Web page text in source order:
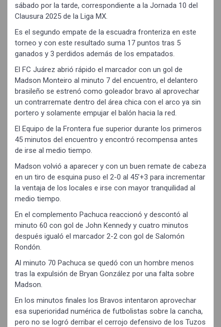
sábado por la tarde, correspondiente a la Jornada 10 del
Clausura 2025 de la Liga MX.
Es el segundo empate de la escuadra fronteriza en este
torneo y con este resultado suma 17 puntos tras 5
ganados y 3 perdidos además de los empatados.
El FC Juárez abrió rápido el marcador con un gol de
Madson Monteiro al minuto 7 del encuentro, el delantero
brasileño se estrenó como goleador bravo al aprovechar
un contrarremate dentro del área chica con el arco ya sin
portero y solamente empujar el balón hacia la red.
El Equipo de la Frontera fue superior durante los primeros
45 minutos del encuentro y encontró recompensa antes
de irse al medio tiempo.
Madson volvió a aparecer y con un buen remate de cabeza
en un tiro de esquina puso el 2-0 al 45’+3 para incrementar
la ventaja de los locales e irse con mayor tranquilidad al
medio tiempo.
En el complemento Pachuca reaccionó y descontó al
minuto 60 con gol de John Kennedy y cuatro minutos
después igualó el marcador 2-2 con gol de Salomón
Rondón.
Al minuto 70 Pachuca se quedó con un hombre menos
tras la expulsión de Bryan González por una falta sobre
Madson.
En los minutos finales los Bravos intentaron aprovechar
esa superioridad numérica de futbolistas sobre la cancha,
pero no se logró derribar el cerrojo defensivo de los Tuzos